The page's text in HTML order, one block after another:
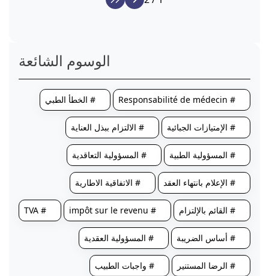
الوسوم الشائعة
# Responsabilité de médecin # الخطأ الطبي
# الإمتيازات الجبائية # الالتزام ببذل العناية
# المسؤولية الطبية # المسؤولية التعاقدية
# الإعلام بانتهاء العقد # الاتفاقية الاطارية
# القائم بالإلتزام # impôt sur le revenu
# TVA
# أساس الضريبة # المسؤولية العقدية
# الرضا المستنير # واجبات الطبيب